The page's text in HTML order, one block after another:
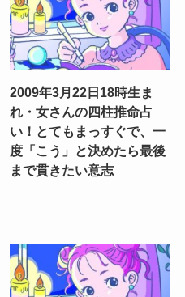
2009年3月22日18時生ま
れ・女さんの四柱推命占
い！とてもまっすぐで、一
度「こう」と決めたら最後
まで貫きたい意志